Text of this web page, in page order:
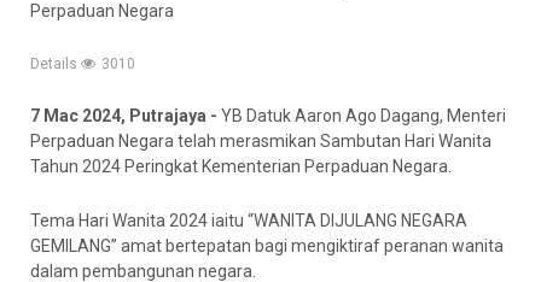
Perpaduan Negara
Details 3010
7 Mac 2024, Putrajaya - YB Datuk Aaron Ago Dagang, Menteri
Perpaduan Negara telah merasmikan Sambutan Hari Wanita
Tahun 2024 Peringkat Kementerian Perpaduan Negara.
Tema Hari Wanita 2024 iaitu “WANITA DIJULANG NEGARA
GEMILANG” amat bertepatan bagi mengiktiraf peranan wanita
dalam pembangunan negara.